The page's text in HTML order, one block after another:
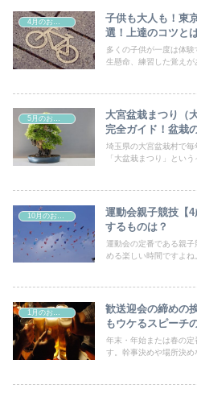
4月のお祭り
子供も大人も！東
選！上達のコツと
多くの子供が一度は体
生懸命、練習した覚えが
5月のお祭り
大宮盆栽まつり（
完全ガイド！盆栽
埼玉県の大宮盆栽村で
「大盆栽まつり」とい
運動会親子競技【
するものは？
運動会の定番である親子
める楽しい時間ですよね
1月のお祭り
歓送迎会の締めの
もウケるスピーチ
年末・年始または春の
す。幹事決めや場所決め